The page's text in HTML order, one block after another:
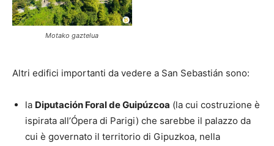
Motako gaztelua
Altri edifici importanti da vedere a San Sebastián sono:
la Diputación Foral de Guipúzcoa (la cui costruzione è
ispirata all’Ópera di Parigi) che sarebbe il palazzo da
cui è governato il territorio di Gipuzkoa, nella